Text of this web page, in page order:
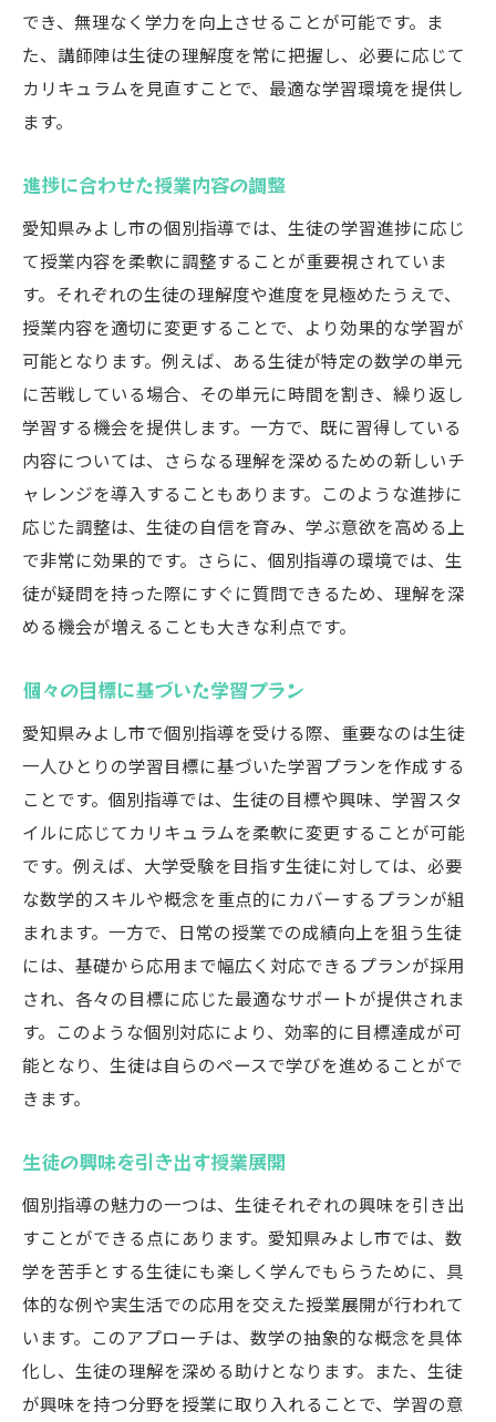
でき、無理なく学力を向上させることが可能です。ま
た、講師陣は生徒の理解度を常に把握し、必要に応じて
カリキュラムを見直すことで、最適な学習環境を提供し
ます。
進捗に合わせた授業内容の調整
愛知県みよし市の個別指導では、生徒の学習進捗に応じ
て授業内容を柔軟に調整することが重要視されていま
す。それぞれの生徒の理解度や進度を見極めたうえで、
授業内容を適切に変更することで、より効果的な学習が
可能となります。例えば、ある生徒が特定の数学の単元
に苦戦している場合、その単元に時間を割き、繰り返し
学習する機会を提供します。一方で、既に習得している
内容については、さらなる理解を深めるための新しいチ
ャレンジを導入することもあります。このような進捗に
応じた調整は、生徒の自信を育み、学ぶ意欲を高める上
で非常に効果的です。さらに、個別指導の環境では、生
徒が疑問を持った際にすぐに質問できるため、理解を深
める機会が増えることも大きな利点です。
個々の目標に基づいた学習プラン
愛知県みよし市で個別指導を受ける際、重要なのは生徒
一人ひとりの学習目標に基づいた学習プランを作成する
ことです。個別指導では、生徒の目標や興味、学習スタ
イルに応じてカリキュラムを柔軟に変更することが可能
です。例えば、大学受験を目指す生徒に対しては、必要
な数学的スキルや概念を重点的にカバーするプランが組
まれます。一方で、日常の授業での成績向上を狙う生徒
には、基礎から応用まで幅広く対応できるプランが採用
され、各々の目標に応じた最適なサポートが提供されま
す。このような個別対応により、効率的に目標達成が可
能となり、生徒は自らのペースで学びを進めることがで
きます。
生徒の興味を引き出す授業展開
個別指導の魅力の一つは、生徒それぞれの興味を引き出
すことができる点にあります。愛知県みよし市では、数
学を苦手とする生徒にも楽しく学んでもらうために、具
体的な例や実生活での応用を交えた授業展開が行われて
います。このアプローチは、数学の抽象的な概念を具体
化し、生徒の理解を深める助けとなります。また、生徒
が興味を持つ分野を授業に取り入れることで、学習の意